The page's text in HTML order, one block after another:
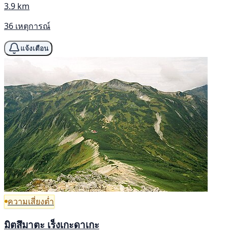
3.9 km
36 เหตุการณ์
แจ้งเตือน
ความเสี่ยงต่ำ
มิตสึมาตะ เร็งเกะดาเกะ